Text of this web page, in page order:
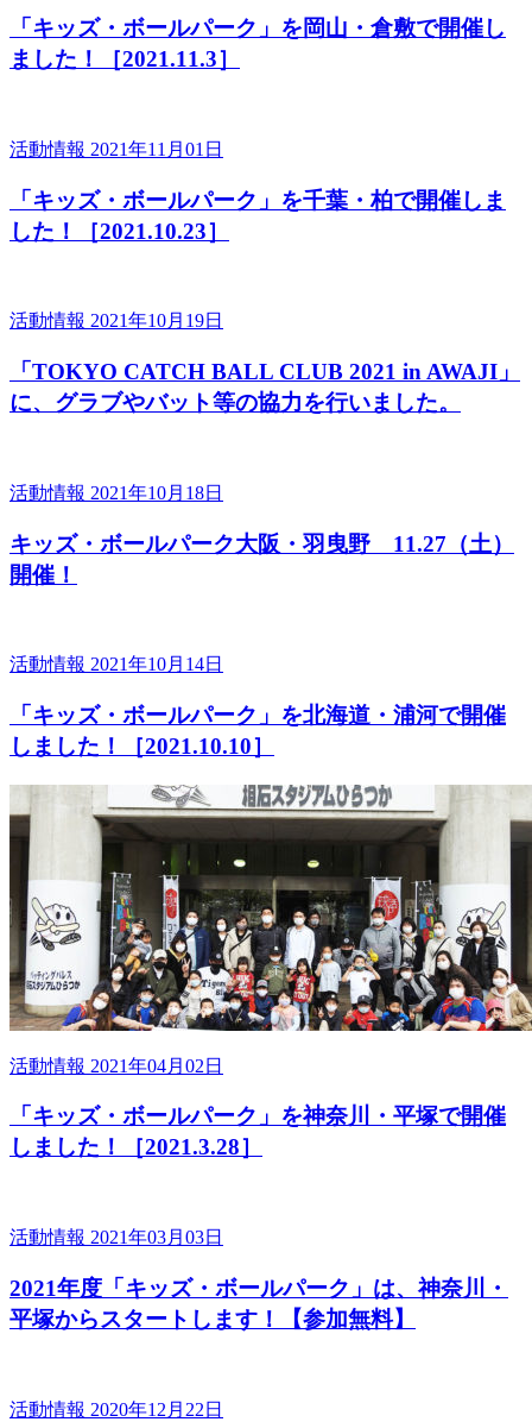
「キッズ・ボールパーク」を岡山・倉敷で開催し
ました！［2021.11.3］
活動情報 2021年11月01日
「キッズ・ボールパーク」を千葉・柏で開催しま
した！［2021.10.23］
活動情報 2021年10月19日
「TOKYO CATCH BALL CLUB 2021 in AWAJI」
に、グラブやバット等の協力を行いました。
活動情報 2021年10月18日
キッズ・ボールパーク大阪・羽曳野 11.27（土）
開催！
活動情報 2021年10月14日
「キッズ・ボールパーク」を北海道・浦河で開催
しました！［2021.10.10］
活動情報 2021年04月02日
「キッズ・ボールパーク」を神奈川・平塚で開催
しました！［2021.3.28］
活動情報 2021年03月03日
2021年度「キッズ・ボールパーク」は、神奈川・
平塚からスタートします！【参加無料】
活動情報 2020年12月22日